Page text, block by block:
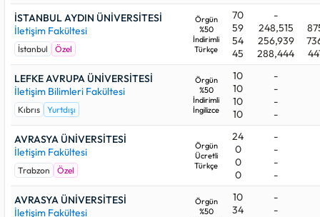
İSTANBUL AYDIN ÜNİVERSİTESİ
İletişim Fakültesi
İstanbul Özel
Örgün
%50
İndirimli
Türkçe
70
59
54
45
-
248,515
256,939
288,444
LEFKE AVRUPA ÜNİVERSİTESİ
İletişim Bilimleri Fakültesi
Kıbrıs Yurtdışı
Örgün
%50
İndirimli
İngilizce
10
10
10
10
-
-
-
-
AVRASYA ÜNİVERSİTESİ
İletişim Fakültesi
Trabzon Özel
Örgün
Ücretli
Türkçe
24
0
0
0
-
-
-
-
AVRASYA ÜNİVERSİTESİ
İletişim Fakültesi
Örgün
%50
10
34
-
-